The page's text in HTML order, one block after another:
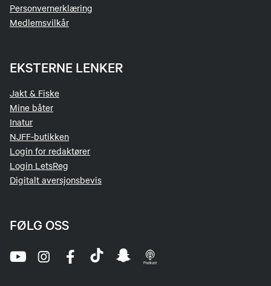
Personvernerklæring
Medlemsvilkår
EKSTERNE LENKER
Jakt & Fiske
Mine båter
Inatur
NJFF-butikken
Login for redaktører
Login LetsReg
Digitalt aversjonsbevis
FØLG OSS